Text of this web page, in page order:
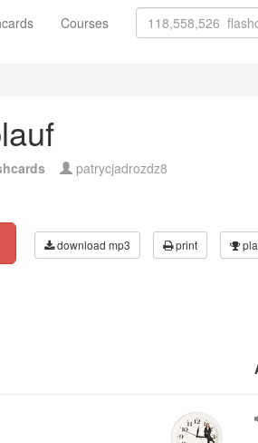
Courses
patrycjadrozdz8
download mp3 print